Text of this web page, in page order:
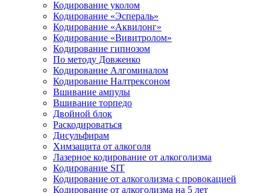
Кодирование уколом
Кодирование «Эспераль»
Кодирование «Аквилонг»
Кодирование «Вивитролом»
Кодирование гипнозом
По методу Довженко
Кодирование Алгоминалом
Кодирование Налтрексоном
Вшивание ампулы
Вшивание торпедо
Двойной блок
Раскодироваться
Дисульфирам
Химзащита от алкоголя
Лазерное кодирование от алкоголизма
Кодирование SIT
Кодирование от алкоголизма с провокацией
Кодирование от алкоголизма на 5 лет